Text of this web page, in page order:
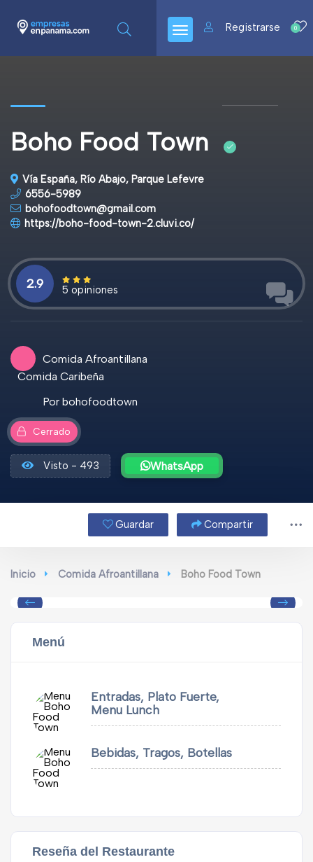
0
Registrarse
Boho Food Town
Vía España, Río Abajo, Parque Lefevre
6556-5989
bohofoodtown@gmail.com
https://boho-food-town-2.cluvi.co/
2.9 5 opiniones
Comida Afroantillana
Comida Caribeña
Por bohofoodtown
Cerrado
Visto - 493 WhatsApp
Guardar Compartir
Inicio Comida Afroantillana Boho Food Town
Menú
Entradas, Plato Fuerte,
Menu Lunch
Bebidas, Tragos, Botellas
Reseña del Restaurante